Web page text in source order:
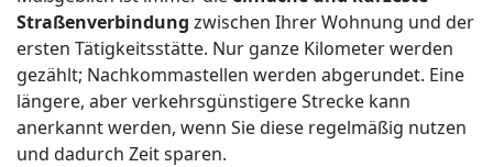
Straßenverbindung zwischen Ihrer Wohnung und der
ersten Tätigkeitsstätte. Nur ganze Kilometer werden
gezählt; Nachkommastellen werden abgerundet. Eine
längere, aber verkehrsgünstigere Strecke kann
anerkannt werden, wenn Sie diese regelmäßig nutzen
und dadurch Zeit sparen.